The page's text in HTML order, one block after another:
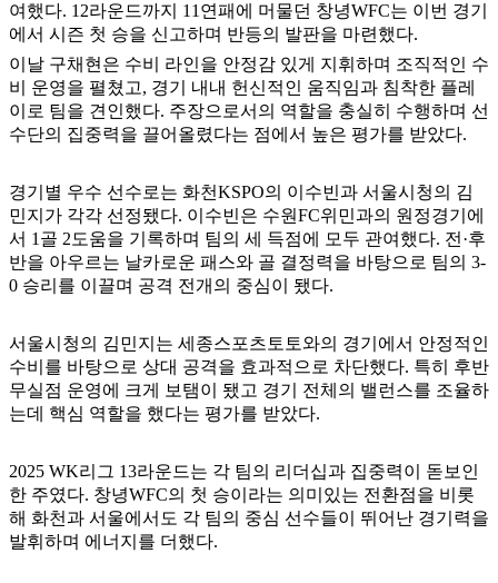
여했다. 12라운드까지 11연패에 머물던 창녕WFC는 이번 경기
에서 시즌 첫 승을 신고하며 반등의 발판을 마련했다.
이날 구채현은 수비 라인을 안정감 있게 지휘하며 조직적인 수
비 운영을 펼쳤고, 경기 내내 헌신적인 움직임과 침착한 플레
이로 팀을 견인했다. 주장으로서의 역할을 충실히 수행하며 선
수단의 집중력을 끌어올렸다는 점에서 높은 평가를 받았다.
경기별 우수 선수로는 화천KSPO의 이수빈과 서울시청의 김
민지가 각각 선정됐다. 이수빈은 수원FC위민과의 원정경기에
서 1골 2도움을 기록하며 팀의 세 득점에 모두 관여했다. 전·후
반을 아우르는 날카로운 패스와 골 결정력을 바탕으로 팀의 3-
0 승리를 이끌며 공격 전개의 중심이 됐다.
서울시청의 김민지는 세종스포츠토토와의 경기에서 안정적인
수비를 바탕으로 상대 공격을 효과적으로 차단했다. 특히 후반
무실점 운영에 크게 보탬이 됐고 경기 전체의 밸런스를 조율하
는데 핵심 역할을 했다는 평가를 받았다.
2025 WK리그 13라운드는 각 팀의 리더십과 집중력이 돋보인
한 주였다. 창녕WFC의 첫 승이라는 의미있는 전환점을 비롯
해 화천과 서울에서도 각 팀의 중심 선수들이 뛰어난 경기력을
발휘하며 에너지를 더했다.